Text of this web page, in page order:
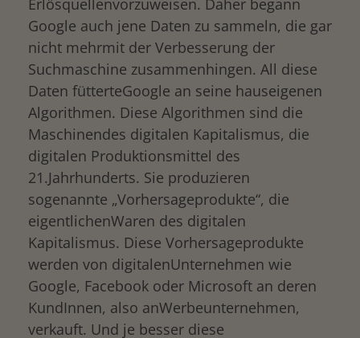
Erlösquellenvorzuweisen. Daher begann
Google auch jene Daten zu sammeln, die gar
nicht mehrmit der Verbesserung der
Suchmaschine zusammenhingen. All diese
Daten fütterteGoogle an seine hauseigenen
Algorithmen. Diese Algorithmen sind die
Maschinendes digitalen Kapitalismus, die
digitalen Produktionsmittel des
21.Jahrhunderts. Sie produzieren
sogenannte „Vorhersageprodukte“, die
eigentlichenWaren des digitalen
Kapitalismus. Diese Vorhersageprodukte
werden von digitalenUnternehmen wie
Google, Facebook oder Microsoft an deren
KundInnen, also anWerbeunternehmen,
verkauft. Und je besser diese